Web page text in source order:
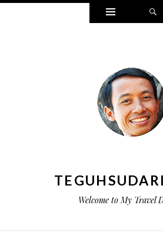
Widgets
Welcome to My Travel